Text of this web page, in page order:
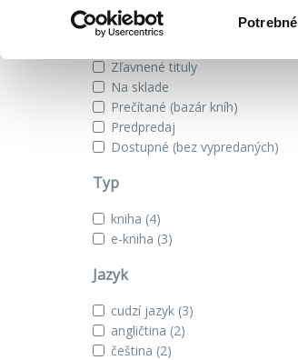
súhlasu
Potrebné
Zobraziť iba
Zľavnené tituly
Na sklade
Prečítané (bazár kníh)
Predpredaj
Dostupné (bez vypredaných)
Typ
kniha (4)
e-kniha (3)
Jazyk
cudzí jazyk (3)
angličtina (2)
čeština (2)